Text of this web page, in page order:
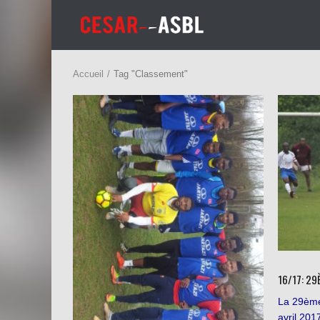
Accueil Tag "Classement"
16/17:
La
avril